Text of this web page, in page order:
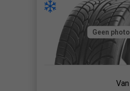
Geen photo
Van